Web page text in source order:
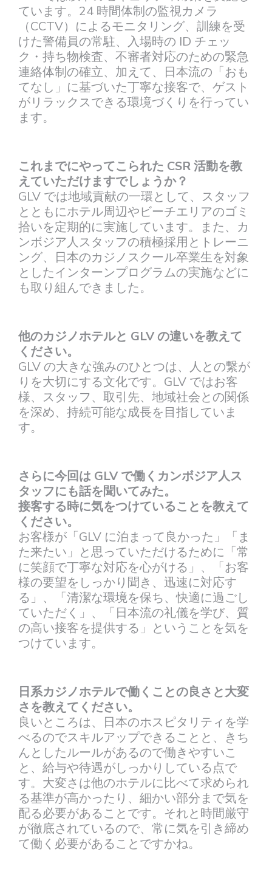
ています。24 時間体制の監視カメラ
（CCTV）によるモニタリング、訓練を受
けた警備員の常駐、入場時の ID チェッ
ク・持ち物検査、不審者対応のための緊急
連絡体制の確立、加えて、日本流の「おも
てなし」に基づいた丁寧な接客で、ゲスト
がリラックスできる環境づくりを行ってい
ます。
これまでにやってこられた CSR 活動を教
えていただけますでしょうか？
GLV では地域貢献の一環として、スタッフ
とともにホテル周辺やビーチエリアのゴミ
拾いを定期的に実施しています。また、カ
ンボジア人スタッフの積極採用とトレーニ
ング、日本のカジノスクール卒業生を対象
としたインターンプログラムの実施などに
も取り組んできました。
他のカジノホテルと GLV の違いを教えて
ください。
GLV の大きな強みのひとつは、人との繋が
りを大切にする文化です。GLV ではお客
様、スタッフ、取引先、地域社会との関係
を深め、持続可能な成長を目指していま
す。
さらに今回は GLV で働くカンボジア人ス
タッフにも話を聞いてみた。
接客する時に気をつけていることを教えて
ください。
お客様が「GLV に泊まって良かった」「ま
た来たい」と思っていただけるために「常
に笑顔で丁寧な対応を心がける」、「お客
様の要望をしっかり聞き、迅速に対応す
る」、「清潔な環境を保ち、快適に過ごし
ていただく」、「日本流の礼儀を学び、質
の高い接客を提供する」ということを気を
つけています。
日系カジノホテルで働くことの良さと大変
さを教えてください。
良いところは、日本のホスピタリティを学
べるのでスキルアップできることと、きち
んとしたルールがあるので働きやすいこ
と、給与や待遇がしっかりしている点で
す。大変さは他のホテルに比べて求められ
る基準が高かったり、細かい部分まで気を
配る必要があることです。それと時間厳守
が徹底されているので、常に気を引き締め
て働く必要があることですかね。